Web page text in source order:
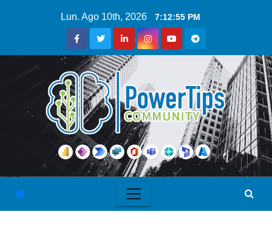
Lun. Ago 10th, 2026 7:12:56 PM